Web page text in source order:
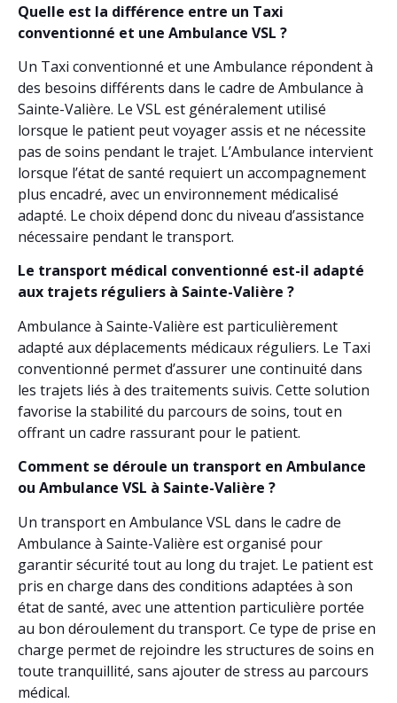
Quelle est la différence entre un Taxi
conventionné et une Ambulance VSL ?
Un Taxi conventionné et une Ambulance répondent à
des besoins différents dans le cadre de Ambulance à
Sainte-Valière. Le VSL est généralement utilisé
lorsque le patient peut voyager assis et ne nécessite
pas de soins pendant le trajet. L’Ambulance intervient
lorsque l’état de santé requiert un accompagnement
plus encadré, avec un environnement médicalisé
adapté. Le choix dépend donc du niveau d’assistance
nécessaire pendant le transport.
Le transport médical conventionné est-il adapté
aux trajets réguliers à Sainte-Valière ?
Ambulance à Sainte-Valière est particulièrement
adapté aux déplacements médicaux réguliers. Le Taxi
conventionné permet d’assurer une continuité dans
les trajets liés à des traitements suivis. Cette solution
favorise la stabilité du parcours de soins, tout en
offrant un cadre rassurant pour le patient.
Comment se déroule un transport en Ambulance
ou Ambulance VSL à Sainte-Valière ?
Un transport en Ambulance VSL dans le cadre de
Ambulance à Sainte-Valière est organisé pour
garantir sécurité tout au long du trajet. Le patient est
pris en charge dans des conditions adaptées à son
état de santé, avec une attention particulière portée
au bon déroulement du transport. Ce type de prise en
charge permet de rejoindre les structures de soins en
toute tranquillité, sans ajouter de stress au parcours
médical.